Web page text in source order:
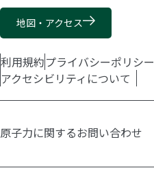
地図・アクセス
利用規約プライバシーポリシー
アクセシビリティについて
原子力に関するお問い合わせ